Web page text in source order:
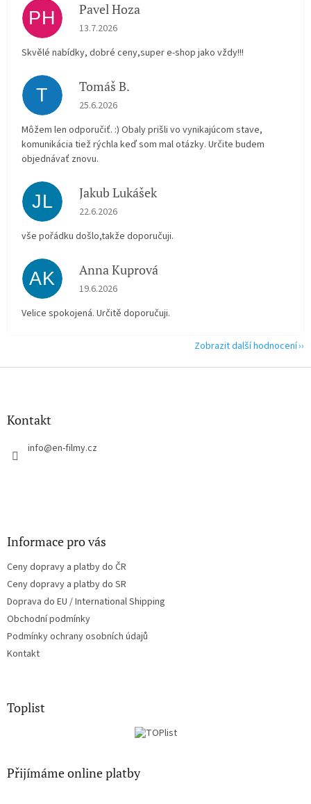
PH Pavel Hoza
Hodnocení obchodu je 5 z 5 hvězdiček.
13.7.2026
Skvělé nabídky, dobré ceny,super e-shop jako vždy!!!
T Tomáš B.
Hodnocení obchodu je 5 z 5 hvězdiček.
25.6.2026
Môžem len odporučiť. :) Obaly prišli vo vynikajúcom stave,
komunikácia tiež rýchla keď som mal otázky. Určite budem
objednávať znovu.
JL Jakub Lukášek
Hodnocení obchodu je 5 z 5 hvězdiček.
22.6.2026
vše pořádku došlo,takže doporučuji.
AK Anna Kuprová
Hodnocení obchodu je 5 z 5 hvězdiček.
19.6.2026
Velice spokojená. Určitě doporučuji.
Zobrazit další hodnocení
Z
Kontakt
info@en-filmy.cz
Informace pro vás
Ceny dopravy a platby do ČR
Ceny dopravy a platby do SR
Doprava do EU / International Shipping
Obchodní podmínky
Podmínky ochrany osobních údajů
Kontakt
Toplist
Přijímáme online platby